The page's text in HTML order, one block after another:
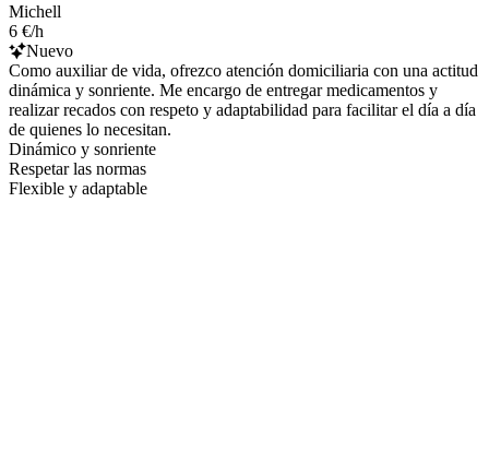
Michell
6 €/h
Nuevo
Como auxiliar de vida, ofrezco atención domiciliaria con una actitud
dinámica y sonriente. Me encargo de entregar medicamentos y
realizar recados con respeto y adaptabilidad para facilitar el día a día
de quienes lo necesitan.
Dinámico y sonriente
Respetar las normas
Flexible y adaptable